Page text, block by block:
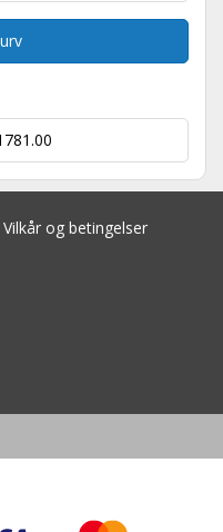
Vilkår og betingelser